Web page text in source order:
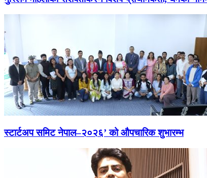
स्टार्टअप समिट नेपाल–२०२६’ को औपचारिक शुभारम्भ